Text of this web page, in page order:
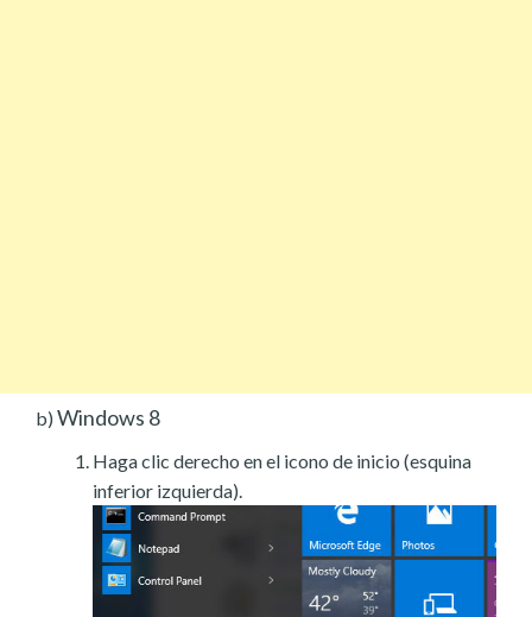
b) Windows 8
Haga clic derecho en el icono de inicio (esquina
inferior izquierda).